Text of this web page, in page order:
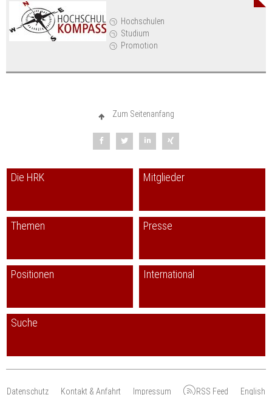
Hochschulen
Studium
Promotion
Zum Seitenanfang
Die HRK Mitglieder
Themen Presse
Positionen International
Suche
Datenschutz Kontakt & Anfahrt Impressum RSS Feed English